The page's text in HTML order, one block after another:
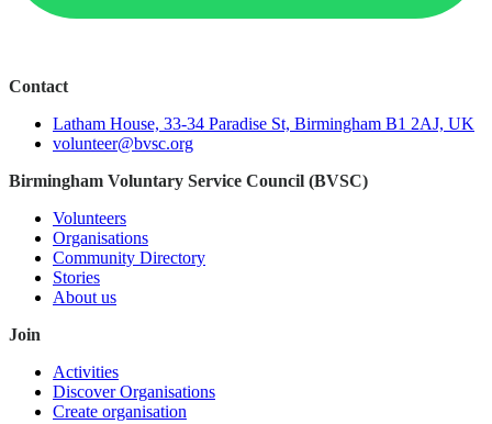
Contact
Latham House, 33-34 Paradise St, Birmingham B1 2AJ, UK
volunteer@bvsc.org
Birmingham Voluntary Service Council (BVSC)
Volunteers
Organisations
Community Directory
Stories
About us
Join
Activities
Discover Organisations
Create organisation